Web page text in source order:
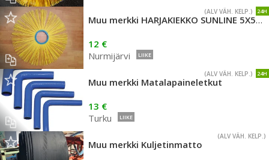
24H
(ALV VÄH. KELP.)
Muu merkki HARJAKIEKKO SUNLINE 5X500MM 1-TAPPI
12 €
Nurmijärvi
LIIKE
24H
(ALV VÄH. KELP.)
Muu merkki Matalapaineletkut
13 €
Turku
LIIKE
(ALV VÄH. KELP.)
Muu merkki Kuljetinmatto